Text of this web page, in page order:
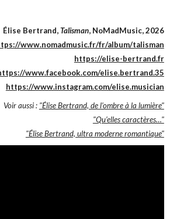
Élise Bertrand,Talisman, NoMadMusic, 2026
www.nomadmusic.fr/fr/album/talisman
https://elise-bertrand.fr
www.facebook.com/elise.bertrand.35
https://www.instagram.com/elise.musician
Voir aussi : "Élise Bertrand, de l’ombre à la lumière"
"Qu’elles caractères…"
"Élise Bertrand, ultra moderne romantique"